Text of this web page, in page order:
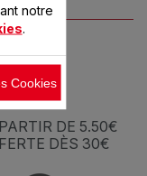
DE 5.50€
DÈS 30€
notre
Cookies